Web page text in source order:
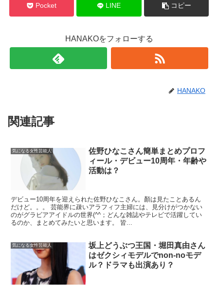
Pocket LINE コピー
HANAKOをフォローする
HANAKO
関連記事
気になる女性芸能人
佐野ひなこさん簡単まとめプロフ
ィール・デビュー10周年・年齢や
活動は？
デビュー10周年を迎えられた佐野ひなこさん。顏は見たことあるん
だけど。。。 芸能界に疎いアラフィフ主婦には、見分けがつかない
のがグラビアアイドルの世界(^^；どんな雑誌やテレビで活躍してい
るのか、まとめてみたいと思います。 皆...
気になる女性芸能人
坂上どうぶつ王国・堀田真由さん
はゼクシィモデルでnon-noモデ
ル？ドラマも出演あり？